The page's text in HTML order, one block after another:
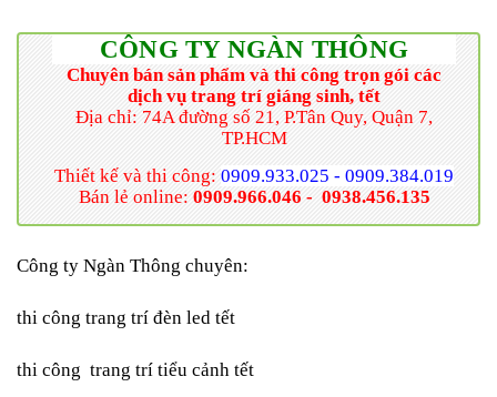
CÔNG TY NGÀN THÔNG
Chuyên bán sản phẩm và thi công trọn gói các
dịch vụ trang trí giáng sinh, tết
Địa chỉ: 74A đường số 21, P.Tân Quy, Quận 7,
TP.HCM
Thiết kế và thi công: 0909.933.025 - 0909.384.019
Bán lẻ online: 0909.966.046 - 0938.456.135
Công ty Ngàn Thông chuyên:
thi công trang trí đèn led tết
thi công trang trí tiểu cảnh tết